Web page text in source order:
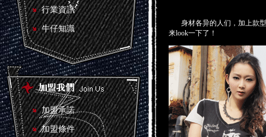
行業資訊
牛仔知識
加盟承諾
加盟條件
身材各异的人们，加上款型
来look一下了！